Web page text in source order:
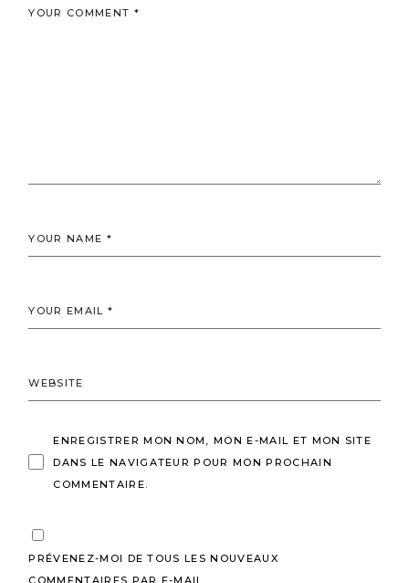
ENREGISTRER MON NOM, MON E-MAIL ET MON SITE
DANS LE NAVIGATEUR POUR MON PROCHAIN
COMMENTAIRE.
PRÉVENEZ-MOI DE TOUS LES NOUVEAUX
COMMENTAIRES PAR E-MAIL.